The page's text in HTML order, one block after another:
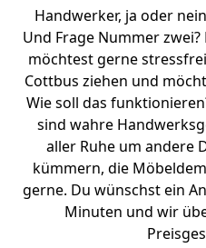
Handwerker, ja oder
Und Frage Nummer
möchtest gerne
Cottbus ziehen und
Wie soll das
sind wahre
aller Ruhe um andere
kümmern, die
gerne. Du wünschst ein
Minuten und wir